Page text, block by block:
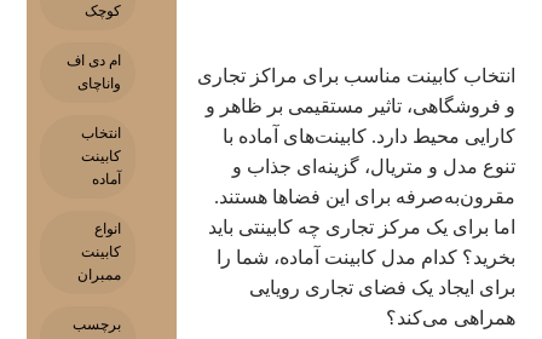
انتخاب کابینت مناسب برای مراکز تجاری
و فروشگاهی، تاثیر مستقیمی بر ظاهر و
کارایی محیط دارد. کابینت‌های آماده با
تنوع مدل و متریال، گزینه‌ای جذاب و
مقرون‌به‌صرفه برای این فضاها هستند.
اما برای یک مرکز تجاری چه کابینتی باید
بخرید؟ کدام مدل کابینت آماده، شما را
برای ایجاد یک فضای تجاری رویایی
همراهی می‌کند؟
کوچک
ام دی اف
واناچای
انتخاب
کابینت
آماده
انواع
کابینت
ممبران
برچسب